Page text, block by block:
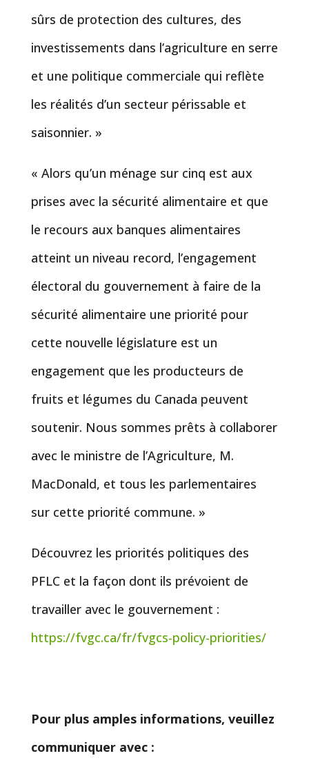
sûrs de protection des cultures, des
investissements dans l’agriculture en serre
et une politique commerciale qui reflète
les réalités d’un secteur périssable et
saisonnier. »
« Alors qu’un ménage sur cinq est aux
prises avec la sécurité alimentaire et que
le recours aux banques alimentaires
atteint un niveau record, l’engagement
électoral du gouvernement à faire de la
sécurité alimentaire une priorité pour
cette nouvelle législature est un
engagement que les producteurs de
fruits et légumes du Canada peuvent
soutenir. Nous sommes prêts à collaborer
avec le ministre de l’Agriculture, M.
MacDonald, et tous les parlementaires
sur cette priorité commune. »
Découvrez les priorités politiques des
PFLC et la façon dont ils prévoient de
travailler avec le gouvernement :
https://fvgc.ca/fr/fvgcs-policy-priorities/
Pour plus amples informations, veuillez
communiquer avec :